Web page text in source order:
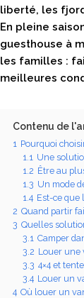
liberté, les
En pleine
guesthouse à
les familles :
meilleures
Contenu de
1 Pourquoi
1.1 Une
1.2 Être au
1.3 Un mode
1.4 Est-ce que
2 Quand partir
3 Quelles
3.1 Camper
3.2 Louer une
3.3 4×4 et
3.4 Louer un
4 Où louer un